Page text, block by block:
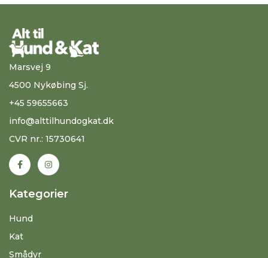
Marsvej 9
4500 Nykøbing Sj.
+45 59655663
info@alttilhundogkat.dk
CVR nr.: 15730641
Kategorier
Hund
Kat
Smådyr